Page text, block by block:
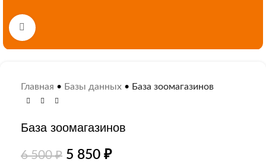
Нажмите, чтобы увеличить
Главная • Базы данных • База зоомагазинов
База зоомагазинов
6 500₽ 5 850 ₽